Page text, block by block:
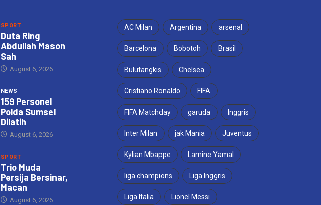
SPORT
Duta Ring
Abdullah Mason
Sah
August 6, 2026
NEWS
159 Personel
Polda Sumsel
Dilatih
August 6, 2026
SPORT
Trio Muda
Persija Bersinar,
Macan
August 6, 2026
AC Milan Argentina arsenal
Barcelona Bobotoh Brasil
Bulutangkis Chelsea
Cristiano Ronaldo FIFA
FIFA Matchday garuda Inggris
Inter Milan jak Mania Juventus
Kylian Mbappe Lamine Yamal
liga champions Liga Inggris
Liga Italia Lionel Messi